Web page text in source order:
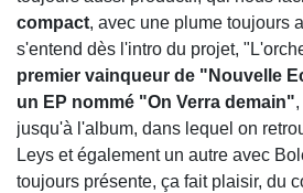
compact, avec une plume toujours
s'entend dès l'intro du projet,
premier vainqueur de "Nouvelle
un EP nommé "On Verra demain"
jusqu'à l'album, dans lequel on
Leys et également un autre avec
toujours présente, ça fait plaisir, du